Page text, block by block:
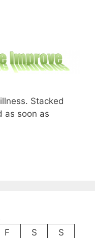
Stacked
as soon as
F S
S